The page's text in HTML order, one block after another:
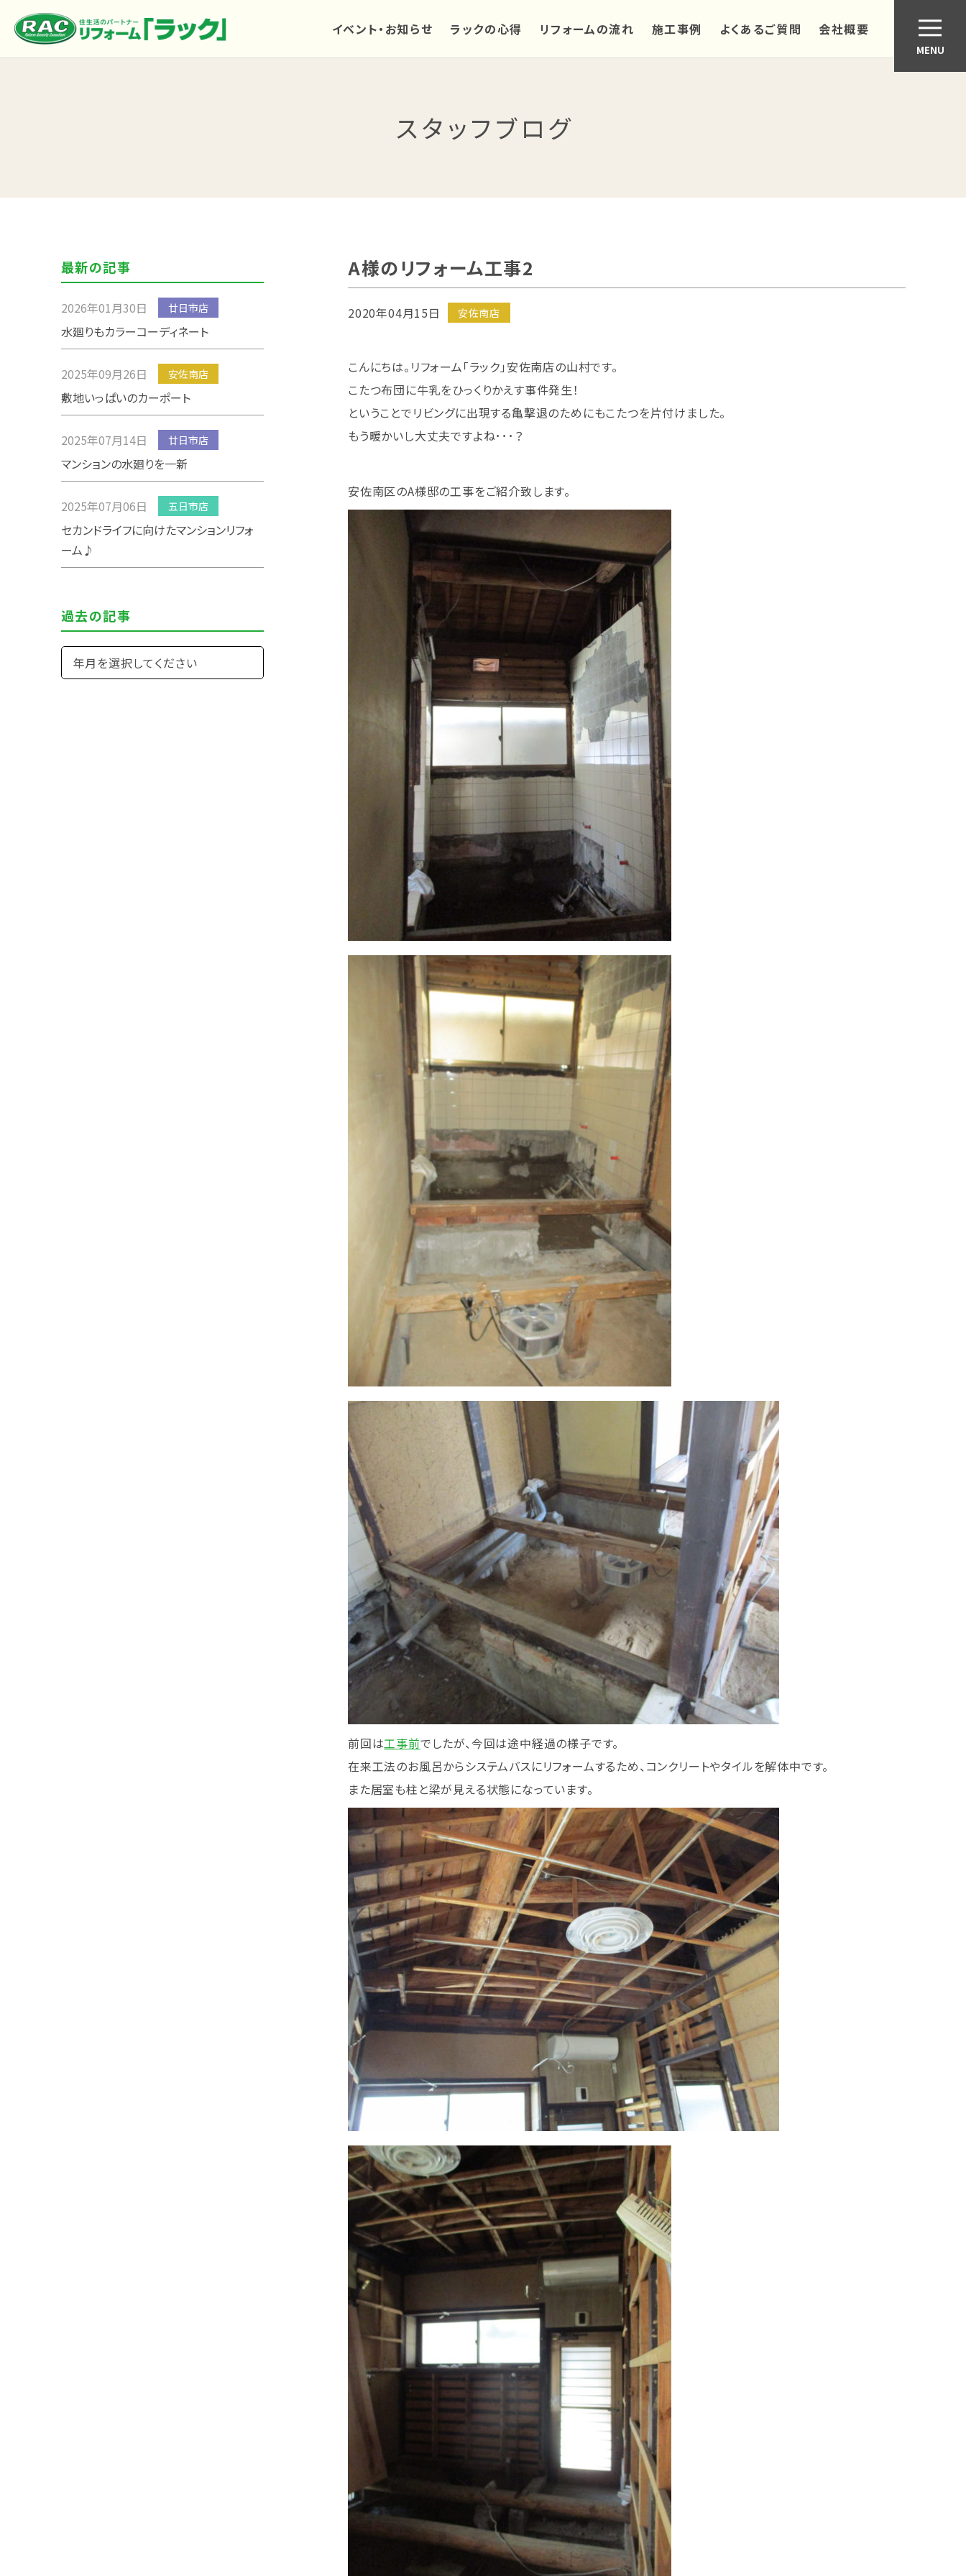
イベント・お知らせ ラックの心得 リフォームの流れ 施工事例 よくあるご質問 会社概要
MENU
スタッフブログ
A様のリフォーム工事2
2020年04月15日 安佐南店
こんにちは。リフォーム「ラック」安佐南店の山村です。
こたつ布団に牛乳をひっくりかえす事件発生！
ということでリビングに出現する亀撃退のためにもこたつを片付けました。
もう暖かいし大丈夫ですよね･･･？
安佐南区のA様邸の工事をご紹介致します。
前回は工事前でしたが、今回は途中経過の様子です。
在来工法のお風呂からシステムバスにリフォームするため、コンクリートやタイルを解体中です。
また居室も柱と梁が見える状態になっています。
最新の記事
2026年01月30日 廿日市店
水廻りもカラーコーディネート
2025年09月26日 安佐南店
敷地いっぱいのカーポート
2025年07月14日 廿日市店
マンションの水廻りを一新
2025年07月06日 五日市店
セカンドライフに向けたマンションリフォ
ーム♪
過去の記事